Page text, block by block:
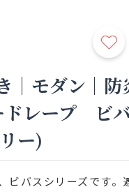
｜モダン｜
ドレープ ビ
ー)
ビバスシリーズです。